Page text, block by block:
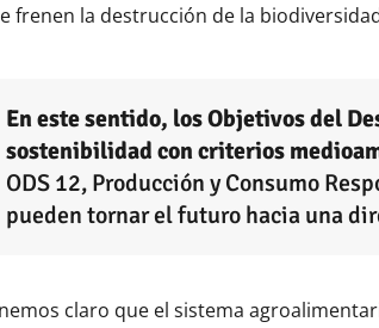
frenen la destrucción de la
En este sentido, los Objetivos del
sostenibilidad con criterios
ODS 12, Producción y Consumo
pueden tornar el futuro hacia una
claro que el sistema